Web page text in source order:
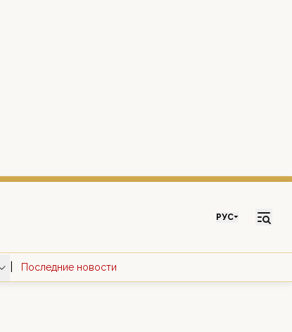
РУС
Последние новости